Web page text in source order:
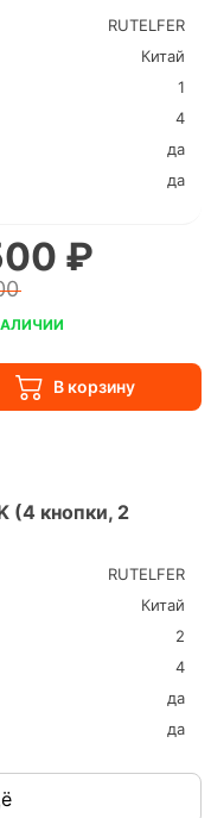
RUTELFER
Китай
1
4
да
да
(4 кнопки, 2
RUTELFER
Китай
2
4
да
да
₽